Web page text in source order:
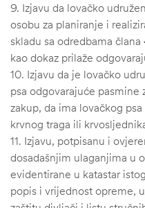
9. Izjavu da lovačko
osobu za planiranje i
skladu sa odredbama
kao dokaz prilaže
10. Izjavu da je lovačko
psa odgovarajuće pasmine
zakup, da ima lovačkog
krvnog traga ili
11. Izjavu, potpisanu i
dosadašnjim ulaganjima u
evidentirane u katastar
popis i vrijednost opreme,